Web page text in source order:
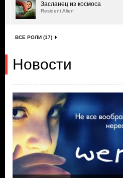
Засланец из космоса
Resident Alien
ВСЕ РОЛИ (17)
Новости